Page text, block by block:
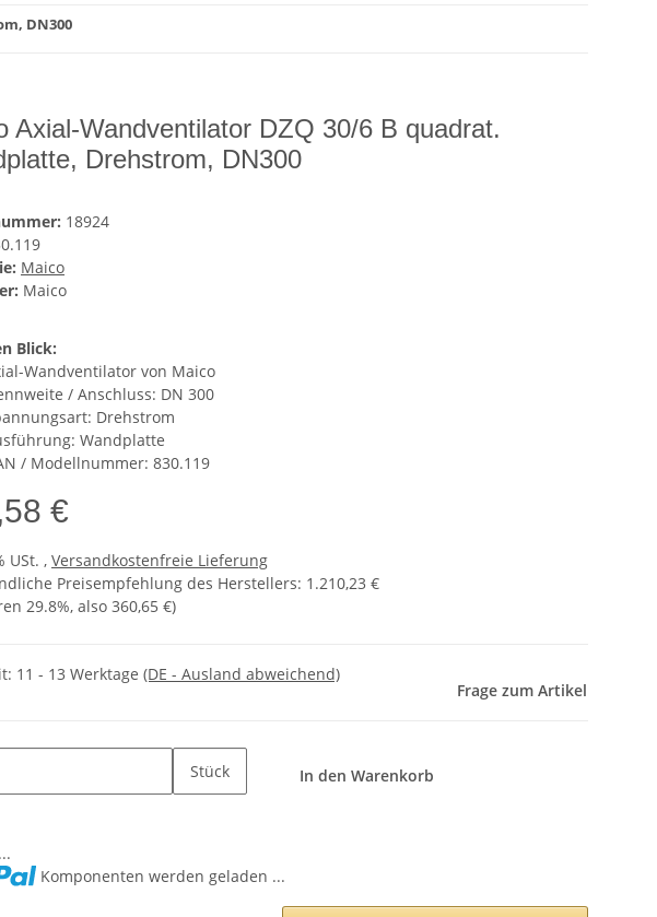
DN300
Axial-Wandventilator DZQ 30/6 B quadrat.
Drehstrom, DN300
18924
Maico
Maico
Blick:
Wandventilator von Maico
/ Anschluss: DN 300
Drehstrom
Wandplatte
/ Modellnummer: 830.119
€
USt. , Versandkostenfreie Lieferung
Preisempfehlung des Herstellers: 1.210,23 €
29.8%, also 360,65 €)
11 - 13 Werktage (DE - Ausland abweichend)
Frage zum Artikel
Stück In den Warenkorb
Komponenten werden geladen ...